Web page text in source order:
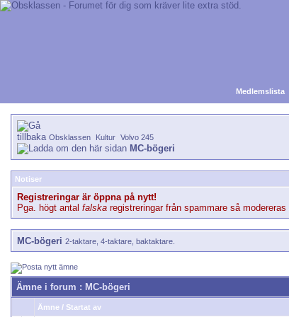
Medlemslista
Obsklassen Kultur Volvo 245
MC-bögeri
Notiser
Registreringar är öppna på nytt!
Pga. högt antal falska registreringar från spammare så
MC-bögeri 2-taktare, 4-taktare, baktaktare.
Ämne i forum : MC-bögeri
Ämne / Startat av